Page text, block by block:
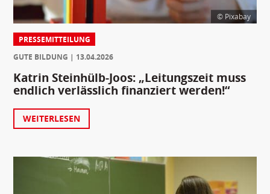
© Pixabay
PRESSEMITTEILUNG
GUTE BILDUNG
13.04.2026
Katrin Steinhülb-Joos: „Leitungszeit muss
endlich verlässlich finanziert werden!“
WEITERLESEN